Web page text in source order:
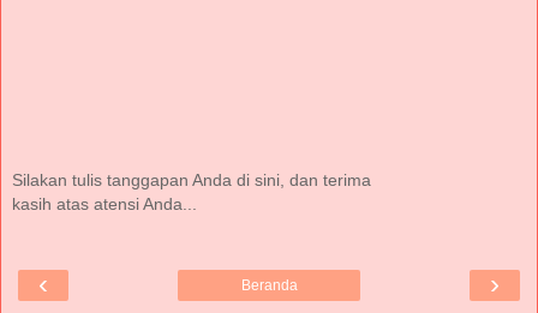
Silakan tulis tanggapan Anda di sini, dan terima
kasih atas atensi Anda...
‹ ›
Beranda